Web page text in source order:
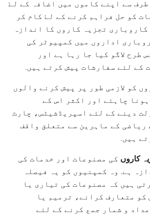
سے اپنے کاموں میں اضافہ کے لۓ
کو حل فراہم کرنے کے لۓ کام کر
تجزیہ کاروں کا اندازہ
اداروں میں کمپیوٹر کی
طرح لاگو کیا جا رہا ہے اور
کے لئے سفارشات پیش کرتے ہیں.
کو لازمی طور پر پیش کرنے والوں
ہونا چاہئے اور اکثر اس کے
دینے کے لئے اسپریڈشیٹس، چارٹ
ریاضی کے ماہرین سے متعلق واقف
ہیں.
کاروں کی مصنوعات اور خدمات کی
ہے. وہ کمپنیوں کو یہ فیصلہ
ہیں کہ مصنوعات کی تیاری یا
کو متعارف کرانے، ترمیم یا
و شمار جمع کرنے کے لئے